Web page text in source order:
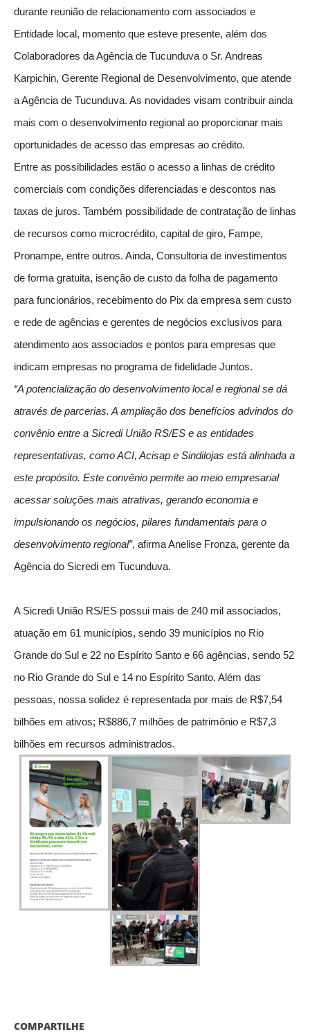
durante reunião de relacionamento com associados e
Entidade local, momento que esteve presente, além dos
Colaboradores da Agência de Tucunduva o Sr. Andreas
Karpichin, Gerente Regional de Desenvolvimento, que atende
a Agência de Tucunduva. As novidades visam contribuir ainda
mais com o desenvolvimento regional ao proporcionar mais
oportunidades de acesso das empresas ao crédito.
Entre as possibilidades estão o acesso a linhas de crédito
comerciais com condições diferenciadas e descontos nas
taxas de juros. Também possibilidade de contratação de linhas
de recursos como microcrédito, capital de giro, Fampe,
Pronampe, entre outros. Ainda, Consultoria de investimentos
de forma gratuita, isenção de custo da folha de pagamento
para funcionários, recebimento do Pix da empresa sem custo
e rede de agências e gerentes de negócios exclusivos para
atendimento aos associados e pontos para empresas que
indicam empresas no programa de fidelidade Juntos.
“A potencialização do desenvolvimento local e regional se dá
através de parcerias. A ampliação dos benefícios advindos do
convênio entre a Sicredi União RS/ES e as entidades
representativas, como ACI, Acisap e Sindilojas está alinhada a
este propósito. Este convênio permite ao meio empresarial
acessar soluções mais atrativas, gerando economia e
impulsionando os negócios, pilares fundamentais para o
desenvolvimento regional”, afirma Anelise Fronza, gerente da
Agência do Sicredi em Tucunduva.
A Sicredi União RS/ES possui mais de 240 mil associados,
atuação em 61 municípios, sendo 39 municípios no Rio
Grande do Sul e 22 no Espírito Santo e 66 agências, sendo 52
no Rio Grande do Sul e 14 no Espírito Santo. Além das
pessoas, nossa solidez é representada por mais de R$7,54
bilhões em ativos; R$886,7 milhões de patrimônio e R$7,3
bilhões em recursos administrados.
COMPARTILHE